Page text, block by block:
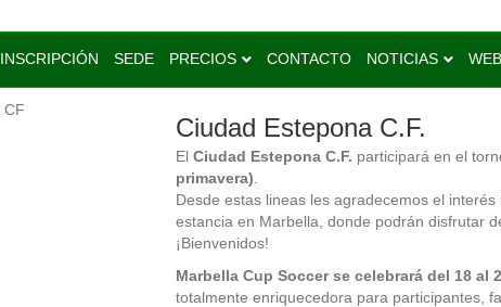
INSCRIPCIÓN SEDE PRECIOS CONTACTO NOTICIAS
Ciudad Estepona C.F.
ElCiudad Estepona C.F. participará en el
primavera)
Desde estas lineas les agradecemos el
estancia en Marbella, donde podrán disfrutar
¡Bienvenidos!
Marbella Cup Soccer se celebrará del 18 al
totalmente enriquecedora para participantes,